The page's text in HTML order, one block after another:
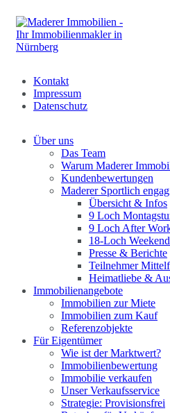
Kontakt
Impressum
Datenschutz
Über uns
Das Team
Warum Maderer
Kundenbewertungen
Maderer Sportlich
Übersicht & Infos
9 Loch
9 Loch After
18-Loch
Presse & Berichte
Teilnehmer
Heimatliebe &
Immobilienangebote
Immobilien zur Miete
Immobilien zum Kauf
Referenzobjekte
Für Eigentümer
Wie ist der Marktwert?
Immobilienbewertung
Immobilie verkaufen
Unser Verkaufsservice
Strategie: Provisionsfrei